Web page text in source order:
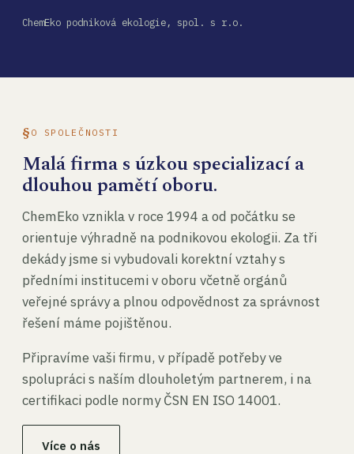
ChemEko podniková ekologie, spol. s r.o.
O SPOLEČNOSTI
Malá firma s úzkou specializací a
dlouhou pamětí oboru.
ChemEko vznikla v roce 1994 a od počátku se
orientuje výhradně na podnikovou ekologii. Za tři
dekády jsme si vybudovali korektní vztahy s
předními institucemi v oboru včetně orgánů
veřejné správy a plnou odpovědnost za správnost
řešení máme pojištěnou.
Připravíme vaši firmu, v případě potřeby ve
spolupráci s naším dlouholetým partnerem, i na
certifikaci podle normy ČSN EN ISO 14001.
Více o nás